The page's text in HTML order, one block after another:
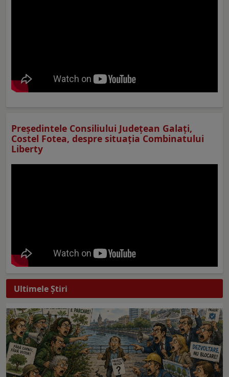
Preşedintele Consiliului Judeţean Galaţi,
Costel Fotea, despre situaţia Combinatului
Liberty
Ultimele Ştiri